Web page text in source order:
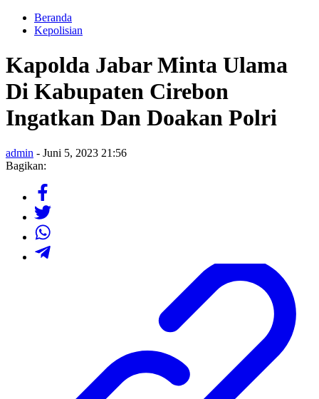
Beranda
Kepolisian
Kapolda Jabar Minta Ulama
Di Kabupaten Cirebon
Ingatkan Dan Doakan Polri
admin - Juni 5, 2023 21:56
Bagikan: